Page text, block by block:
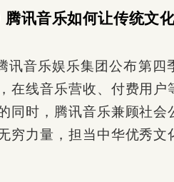
腾讯音乐如何让传统文
讯音乐娱乐集团公布第四
在线音乐营收、付费用户
同时，腾讯音乐兼顾社会
穷力量，担当中华优秀文